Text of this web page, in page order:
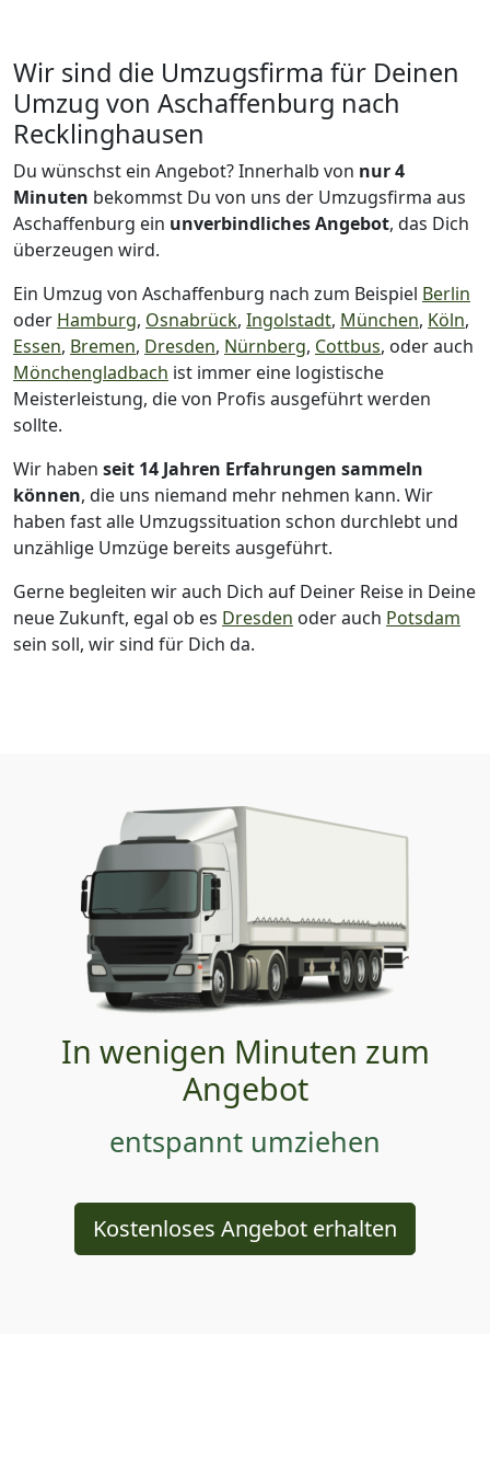
Wir sind die Umzugsfirma für Deinen
Umzug von Aschaffenburg nach
Recklinghausen
Du wünschst ein Angebot? Innerhalb von nur 4
Minuten bekommst Du von uns der Umzugsfirma aus
Aschaffenburg ein unverbindliches Angebot, das Dich
überzeugen wird.
Ein Umzug von Aschaffenburg nach zum Beispiel Berlin
oder Hamburg, Osnabrück, Ingolstadt, München, Köln,
Essen, Bremen, Dresden, Nürnberg, Cottbus, oder auch
Mönchen­gladbach ist immer eine logistische
Meisterleistung, die von Profis ausgeführt werden
sollte.
Wir haben seit 14 Jahren Erfahrungen sammeln
können, die uns niemand mehr nehmen kann. Wir
haben fast alle Umzugssituation schon durchlebt und
unzählige Umzüge bereits ausgeführt.
Gerne begleiten wir auch Dich auf Deiner Reise in Deine
neue Zukunft, egal ob es Dresden oder auch Potsdam
sein soll, wir sind für Dich da.
In wenigen Minuten zum
Angebot
entspannt umziehen
Kostenloses Angebot erhalten